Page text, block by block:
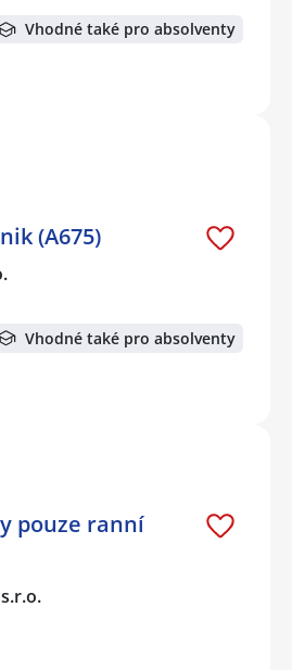
Vhodné také pro absolventy
(A675)
Vhodné také pro absolventy
pouze ranní